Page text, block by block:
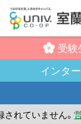
受験
インタ
ていません。営